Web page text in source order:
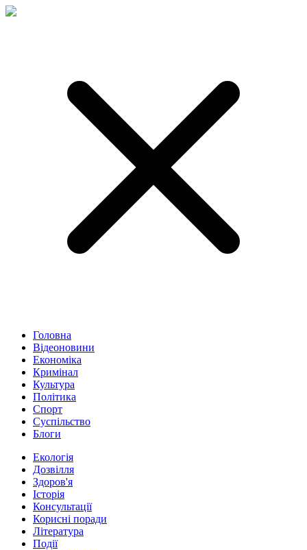
Головна
Відеоновини
Економіка
Кримінал
Культура
Політика
Спорт
Суспільство
Блоги
Екологія
Дозвілля
Здоров'я
Історія
Консультації
Корисні поради
Література
Події